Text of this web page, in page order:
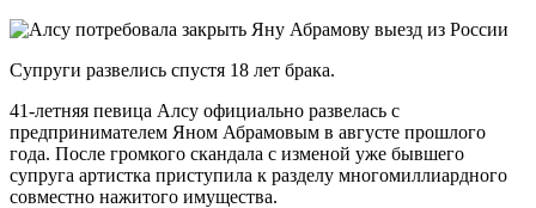
Супруги развелись спустя 18 лет брака.
41-летняя певица Алсу официально развелась с
предпринимателем Яном Абрамовым в августе прошлого
года. После громкого скандала с изменой уже бывшего
супруга артистка приступила к разделу многомиллиардного
совместно нажитого имущества.